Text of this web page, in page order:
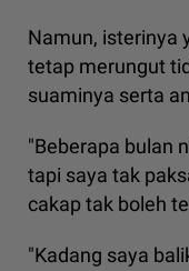
Namun, isterinya
tetap merungut
suaminya serta
"Beberapa bulan
tapi saya tak
cakap tak boleh
"Kadang saya